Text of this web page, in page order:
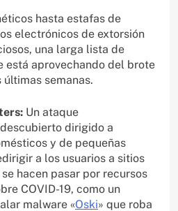
hasta estafas de
electrónicos de extorsión
una larga lista de
está aprovechando del brote
semanas.
Un ataque
dirigido a
y de pequeñas
a los usuarios a sitios
hacen pasar por recursos
COVID-19, como un
malware «Oski» que roba